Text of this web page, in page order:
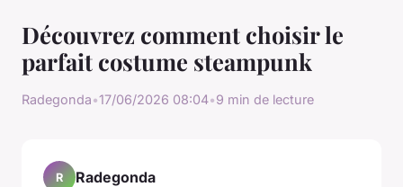
Découvrez comment choisir le
parfait costume steampunk
Radegonda•17/06/2026 08:04•9 min de lecture
R Radegonda